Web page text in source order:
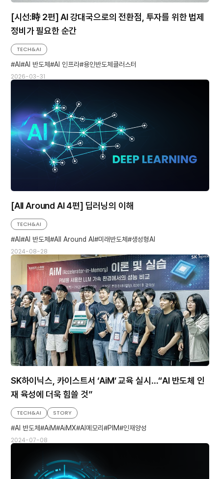
[시선:時 2편] AI 강대국으로의 전환점, 투자를 위한 법제
정비가 필요한 순간
2026-03-31
TECH&AI
AI
AI 반도체 AI 인프라 용인반도체클러스터
[All Around AI 4편] 딥러닝의 이해
2024-08-28
TECH&AI
AI
AI 반도체 All Around AI 미래반도체 생성형AI
SK하이닉스, 카이스트서 ‘AiM’ 교육 실시…“AI 반도체 인
재 육성에 더욱 힘쓸 것”
2024-07-08
TECH&AI
STORY
AI 반도체
AiM AiMX AI메모리 PIM 인재양성